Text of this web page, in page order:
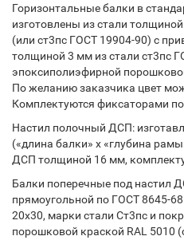
Горизонтальные балки в
изготовлены из стали
(или ст3пс ГОСТ 19904-90) с
толщиной 3 мм из стали ст3пс
эпоксиполиэфирной
По желанию заказчика цвет
Комплектуются фиксаторами
Настил полочный ДСП:
(«длина балки» х «глубина
ДСП толщиной 16 мм,
Балки поперечные под настил
прямоугольной по ГОСТ 8645-
20х30, марки стали Ст3пс и
порошковой краской RAL 5010